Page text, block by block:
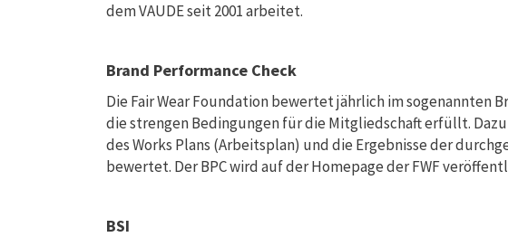
dem VAUDE seit 2001 arbeitet.
Brand Performance Check
Die Fair Wear Foundation bewertet jährlich im sogenannten
die strengen Bedingungen für die Mitgliedschaft erfüllt.
des Works Plans (Arbeitsplan) und die Ergebnisse der
bewertet. Der BPC wird auf der Homepage der FWF
BSI